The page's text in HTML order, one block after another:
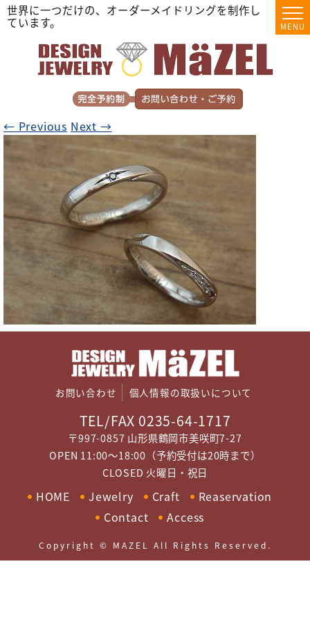
世界に一つだけの、オーダーメイドリングを制作し
ています。
MENU
← Previous Next →
お問い合わせ 個人情報の取扱いについて
TEL/FAX 0235-64-1717
〒997-0857 山形県鶴岡市美咲町7-27
OPEN 11:00～18:00（予約受付は20時まで）
CLOSED 火曜日・祝日
HOME Jewelry Craft
Reaservation
Contact
Access
Copyright © MAZEL All Rights Reserved.